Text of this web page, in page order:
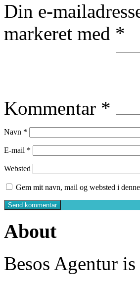
Din e-
markeret med *
Kommentar *
Navn *
E-mail *
Websted
Gem mit navn, mail og websted i
About
Besos Agentur